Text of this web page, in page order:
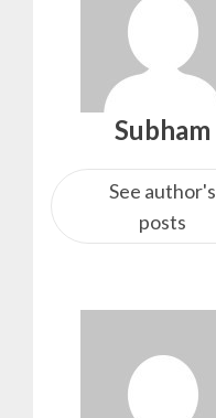
Subham
See author's
posts